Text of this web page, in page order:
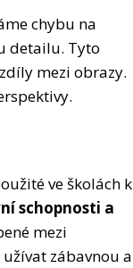
chybu na
detailu. Tyto
mezi obrazy.
ve školách k
schopnosti a
mezi
zábavnou a